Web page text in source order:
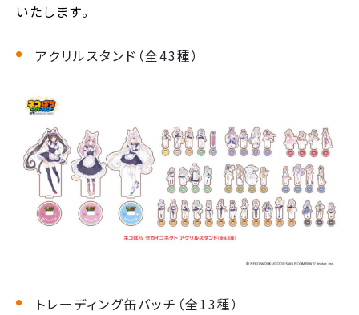
いたします。
アクリルスタンド（全43種）
トレーディング缶バッチ（全13種）